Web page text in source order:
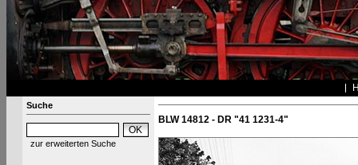
Suche
zur erweiterten Suche
BLW 14812 - DR "41 1231-4"